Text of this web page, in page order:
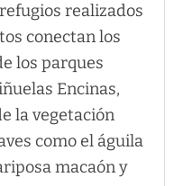
realizados
conectan los
los parques
Encinas,
la vegetación
como el águila
macaón y